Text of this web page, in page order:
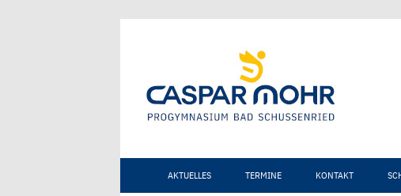
AKTUELLES TERMINE KONTAKT